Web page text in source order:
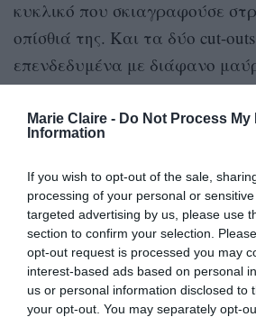
Marie Claire - Do Not Process My
Information
If you wish to opt-out of the sale,
processing of your personal or
targeted advertising by us, please use
section to confirm your selection.
opt-out request is processed you may
interest-based ads based on personal
us or personal information disclosed to
your opt-out. You may separately opt-
κυκλικό που σκιαγραφούσε
οπίσθιά της. Και τα δύο cut-
επενδεδυμένα με διάφανο
φαινόταν να είναι γεμάτο με
για ένα πουά αποτέλεσμα.
επέλεξε μια σειρά από
σκουλαρίκια, βραχιόλια
και δαχτυλίδια. Όσον αφορά
διατήρησε απαλό και φυσικό
μαλλιά της σε έναν λείο